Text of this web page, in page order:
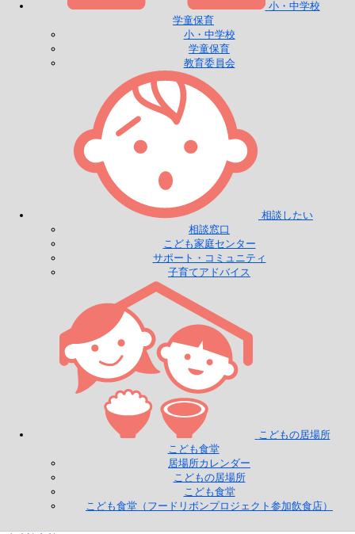
小・中学校
学童保育
小・中学校
学童保育
教育委員会
相談したい
相談窓口
こども家庭センター
サポート・コミュニティ
子育てアドバイス
こどもの居場所
こども食堂
居場所カレンダー
こどもの居場所
こども食堂
こども食堂（フードリボンプロジェクト参加飲食店）